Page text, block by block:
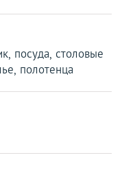
посуда, столовые
полотенца